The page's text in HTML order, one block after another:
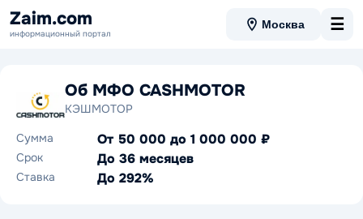
Zaim.com
информационный портал
Москва ☰
Об МФО CASHMOTOR
КЭШМОТОР
Сумма
От 50 000 до 1 000 000 ₽
Срок До 36 месяцев
Ставка До 292%